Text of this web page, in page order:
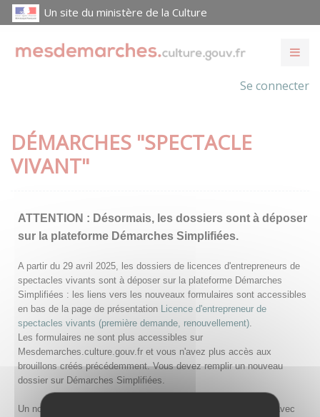
Un site du ministère de la Culture
Se connecter
DÉMARCHES "SPECTACLE
VIVANT"
ATTENTION : Désormais, les dossiers sont à déposer
sur la plateforme Démarches Simplifiées.
A partir du 29 avril 2025, les dossiers de licences d'entrepreneurs de
spectacles vivants sont à déposer sur la plateforme Démarches
Simplifiées : les liens vers les nouveaux formulaires sont accessibles
en bas de la page de présentation Licence d'entrepreneur de
spectacles vivants (première demande, renouvellement).
Les formulaires ne sont plus accessibles sur
Mesdemarches.culture.gouv.fr et vous n'avez plus accès aux
brouillons créés précédemment. Vous devez remplir un nouveau
dossier sur Démarches Simplifiées.
Un nouveau compte doit être créé sur Démarches Simplifiées avec